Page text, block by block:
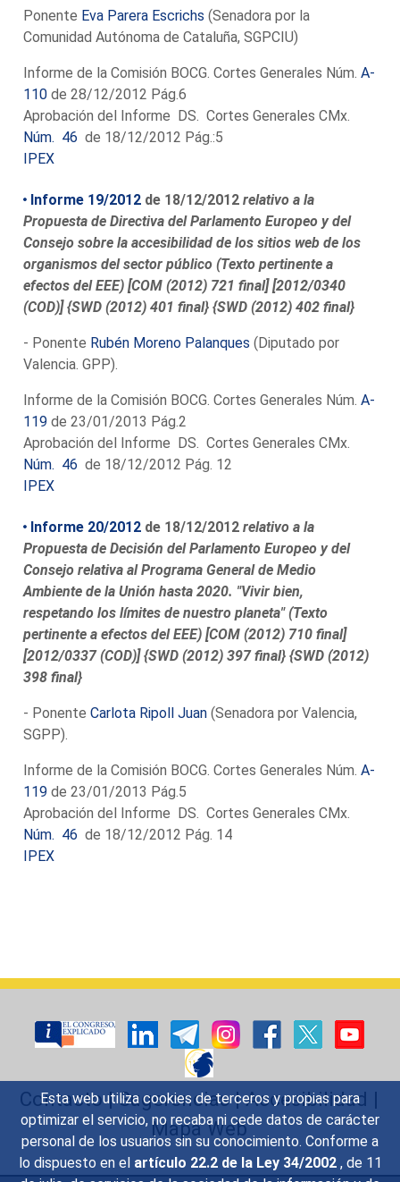
Esta web utiliza cookies de terceros y propias para
optimizar el servicio, no recaba ni cede datos de carácter
personal de los usuarios sin su conocimiento. Conforme a
lo dispuesto en el artículo 22.2 de la Ley 34/2002 , de 11
Ponente Eva Parera Escrichs (Senadora por la
Comunidad Autónoma de Cataluña, SGPCIU)
Informe de la Comisión BOCG. Cortes Generales Núm.A-
110 de 28/12/2012 Pág.6
Aprobación del Informe DS. Cortes Generales CMx.
Núm. 46 de 18/12/2012 Pág.:5
IPEX
Informe 19/2012 de 18/12/2012relativo a la
Propuesta de Directiva del Parlamento Europeo y del
Consejo sobre la accesibilidad de los sitios web de los
organismos del sector público (Texto pertinente a
efectos del EEE) [COM (2012) 721 final] [2012/0340
(COD)] {SWD (2012) 401 final} {SWD (2012) 402 final}
- Ponente Rubén Moreno Palanques (Diputado por
Valencia. GPP).
Informe de la Comisión BOCG. Cortes Generales Núm.A-
119 de 23/01/2013 Pág.2
Aprobación del Informe DS. Cortes Generales CMx.
Núm. 46 de 18/12/2012 Pág. 12
IPEX
Informe 20/2012 de 18/12/2012relativo a la
Propuesta de Decisión del Parlamento Europeo y del
Consejo relativa al Programa General de Medio
Ambiente de la Unión hasta 2020. "Vivir bien,
respetando los límites de nuestro planeta" (Texto
pertinente a efectos del EEE) [COM (2012) 710 final]
[2012/0337 (COD)] {SWD (2012) 397 final} {SWD (2012)
398 final}
- PonenteCarlota Ripoll Juan (Senadora por Valencia,
SGPP).
Informe de la Comisión BOCG. Cortes Generales Núm.A-
119 de 23/01/2013 Pág.5
Aprobación del Informe DS. Cortes Generales CMx.
Núm. 46 de 18/12/2012 Pág. 14
IPEX
Contacto|Sugerencias|Accesibilidad |
Mapa Web